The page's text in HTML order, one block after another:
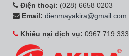
Điện thoại: (028) 6658 0203
Email: dienmayakira@gmail.com
Khiếu nại dịch vụ: 0967 719 333